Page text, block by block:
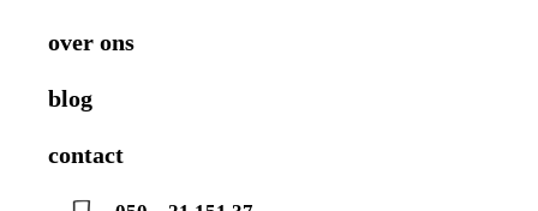
over ons
blog
contact